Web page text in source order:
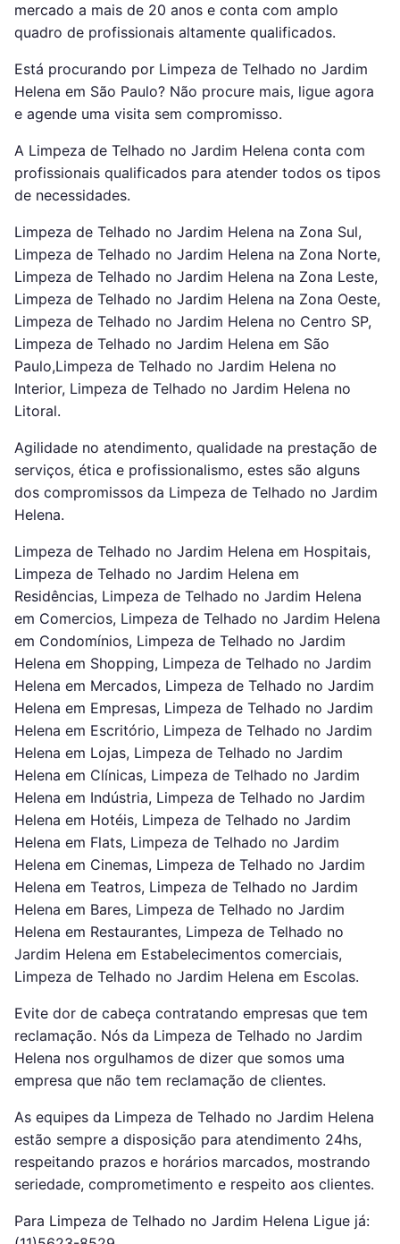
mercado a mais de 20 anos e conta com amplo
quadro de profissionais altamente qualificados.
Está procurando por Limpeza de Telhado no Jardim
Helena em São Paulo? Não procure mais, ligue agora
e agende uma visita sem compromisso.
A Limpeza de Telhado no Jardim Helena conta com
profissionais qualificados para atender todos os tipos
de necessidades.
Limpeza de Telhado no Jardim Helena na Zona Sul,
Limpeza de Telhado no Jardim Helena na Zona Norte,
Limpeza de Telhado no Jardim Helena na Zona Leste,
Limpeza de Telhado no Jardim Helena na Zona Oeste,
Limpeza de Telhado no Jardim Helena no Centro SP,
Limpeza de Telhado no Jardim Helena em São
Paulo,Limpeza de Telhado no Jardim Helena no
Interior, Limpeza de Telhado no Jardim Helena no
Litoral.
Agilidade no atendimento, qualidade na prestação de
serviços, ética e profissionalismo, estes são alguns
dos compromissos da Limpeza de Telhado no Jardim
Helena.
Limpeza de Telhado no Jardim Helena em Hospitais,
Limpeza de Telhado no Jardim Helena em
Residências, Limpeza de Telhado no Jardim Helena
em Comercios, Limpeza de Telhado no Jardim Helena
em Condomínios, Limpeza de Telhado no Jardim
Helena em Shopping, Limpeza de Telhado no Jardim
Helena em Mercados, Limpeza de Telhado no Jardim
Helena em Empresas, Limpeza de Telhado no Jardim
Helena em Escritório, Limpeza de Telhado no Jardim
Helena em Lojas, Limpeza de Telhado no Jardim
Helena em Clínicas, Limpeza de Telhado no Jardim
Helena em Indústria, Limpeza de Telhado no Jardim
Helena em Hotéis, Limpeza de Telhado no Jardim
Helena em Flats, Limpeza de Telhado no Jardim
Helena em Cinemas, Limpeza de Telhado no Jardim
Helena em Teatros, Limpeza de Telhado no Jardim
Helena em Bares, Limpeza de Telhado no Jardim
Helena em Restaurantes, Limpeza de Telhado no
Jardim Helena em Estabelecimentos comerciais,
Limpeza de Telhado no Jardim Helena em Escolas.
Evite dor de cabeça contratando empresas que tem
reclamação. Nós da Limpeza de Telhado no Jardim
Helena nos orgulhamos de dizer que somos uma
empresa que não tem reclamação de clientes.
As equipes da Limpeza de Telhado no Jardim Helena
estão sempre a disposição para atendimento 24hs,
respeitando prazos e horários marcados, mostrando
seriedade, comprometimento e respeito aos clientes.
Para Limpeza de Telhado no Jardim Helena Ligue já: